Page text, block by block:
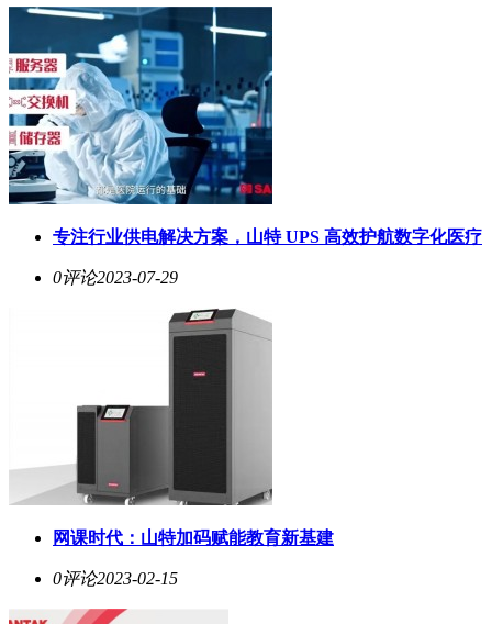
专注行业供电解决方案，山特 UPS 高效护航数字化医疗
0评论2023-07-29
网课时代：山特加码赋能教育新基建
0评论2023-02-15